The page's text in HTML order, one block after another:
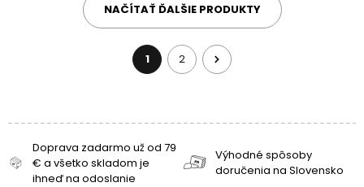
NAČÍTAŤ ĎALŠIE PRODUKTY
1 2
Doprava zadarmo už od 79
€ a všetko skladom je
ihneď na odoslanie
Výhodné spôsoby
doručenia na Slovensko